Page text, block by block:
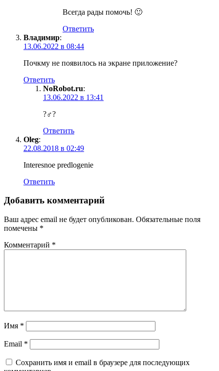
Всегда рады помочь! 🙂
Ответить
Владимир:
13.06.2022 в 08:44
Почкму не появилось на экране приложение?
Ответить
NoRobot.ru:
13.06.2022 в 13:41
?‍♂️?
Ответить
Oleg:
22.08.2018 в 02:49
Interesnoe predlogenie
Ответить
Добавить комментарий
Ваш адрес email не будет опубликован. Обязательные поля
помечены *
Комментарий *
Имя *
Email *
Сохранить имя и email в браузере для последующих